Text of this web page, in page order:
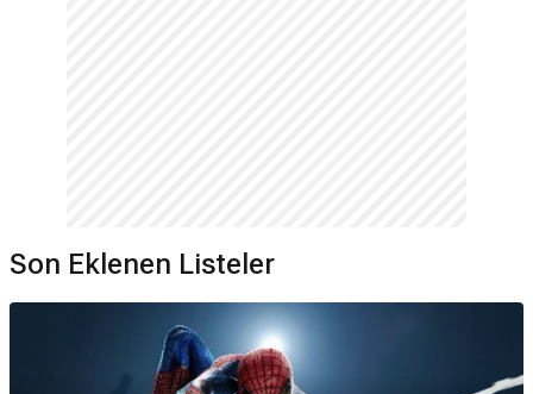
Son Eklenen Listeler